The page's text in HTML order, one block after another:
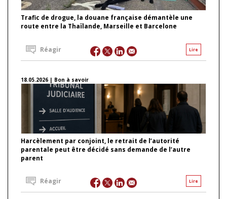
Trafic de drogue, la douane française démantèle une
route entre la Thaïlande, Marseille et Barcelone
Lire
Réagir
18.05.2026 | Bon à savoir
Harcèlement par conjoint, le retrait de l’autorité
parentale peut être décidé sans demande de l’autre
parent
Lire
Réagir